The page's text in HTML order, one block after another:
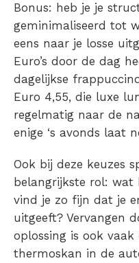
Bonus: heb je je
geminimaliseerd tot
eens naar je losse
Euro’s door de dag
dagelijkse
Euro 4,55, die luxe
regelmatig naar de
enige ‘s avonds laat
Ook bij deze keuzes
belangrijkste rol: wat
vind je zo fijn dat je
uitgeeft? Vervangen
oplossing is ook vaak
thermoskan in de